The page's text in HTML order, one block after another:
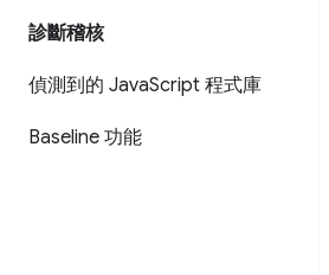
診斷稽核
偵測到的 JavaScript 程式庫
Baseline 功能